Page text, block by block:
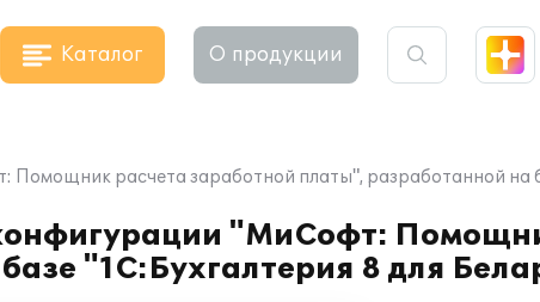
Каталог О продукции
расчета заработной платы", разработанной на
"МиСофт:
"1С:Бухгалтерия 8 для